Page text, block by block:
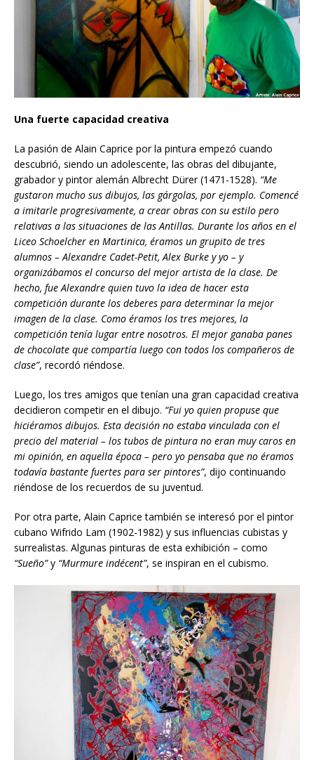
Una fuerte capacidad creativa
La pasión de Alain Caprice por la pintura empezó cuando
descubrió, siendo un adolescente, las obras del dibujante,
grabador y pintor alemán Albrecht Dürer (1471-1528). “Me
gustaron mucho sus dibujos, las gárgolas, por ejemplo. Comencé
a imitarle progresivamente, a crear obras con su estilo pero
relativas a las situaciones de las Antillas. Durante los años en el
Liceo Schoelcher en Martinica, éramos un grupito de tres
alumnos – Alexandre Cadet-Petit, Alex Burke y yo – y
organizábamos el concurso del mejor artista de la clase. De
hecho, fue Alexandre quien tuvo la idea de hacer esta
competición durante los deberes para determinar la mejor
imagen de la clase. Como éramos los tres mejores, la
competición tenía lugar entre nosotros. El mejor ganaba panes
de chocolate que compartía luego con todos los compañeros de
clase”, recordó riéndose.
Luego, los tres amigos que tenían una gran capacidad creativa
decidieron competir en el dibujo. “Fui yo quien propuse que
hiciéramos dibujos. Esta decisión no estaba vinculada con el
precio del material – los tubos de pintura no eran muy caros en
mi opinión, en aquella época – pero yo pensaba que no éramos
todavía bastante fuertes para ser pintores”, dijo continuando
riéndose de los recuerdos de su juventud.
Por otra parte, Alain Caprice también se interesó por el pintor
cubano Wifrido Lam (1902-1982) y sus influencias cubistas y
surrealistas. Algunas pinturas de esta exhibición – como
“Sueño”y “Murmure indécent”, se inspiran en el cubismo.